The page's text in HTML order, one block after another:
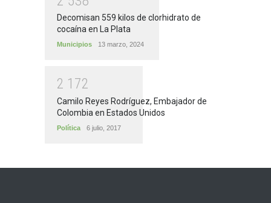
Decomisan 559 kilos de clorhidrato de
cocaína en La Plata
Municipios 13 marzo, 2024
2 1 72
Camilo Reyes Rodríguez, Embajador de
Colombia en Estados Unidos
Política 6 julio, 2017